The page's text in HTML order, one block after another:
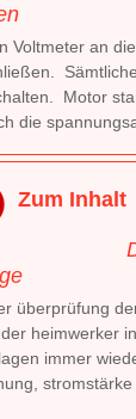
Voltmeter an
Motor
die
Zum Inhalt
überprüfung
heimwerker
immer